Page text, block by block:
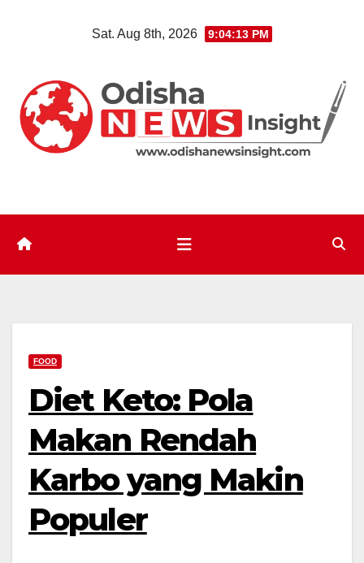
Sat. Aug 8th, 2026 9:04:14 PM
FOOD
Diet Keto: Pola
Makan Rendah
Karbo yang Makin
Populer